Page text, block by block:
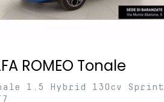
ROMEO Tonale
1.5 Hybrid 130cv Sprint